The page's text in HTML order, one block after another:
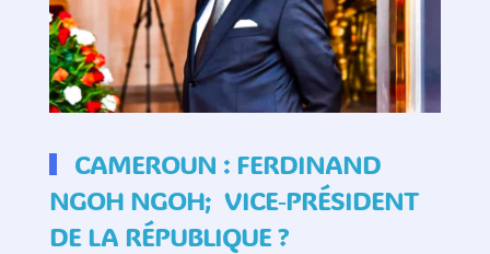
CAMEROUN : FERDINAND
NGOH NGOH; VICE‑PRÉSIDENT
DE LA RÉPUBLIQUE ?